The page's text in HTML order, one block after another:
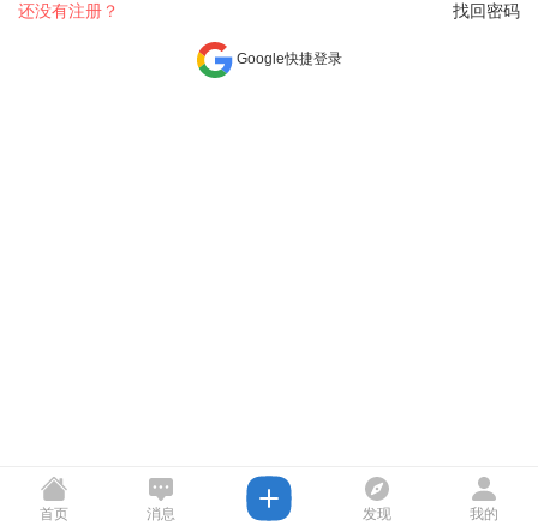
找回密码
还没有注册？
Google快捷登录
首页 消息 发现 我的